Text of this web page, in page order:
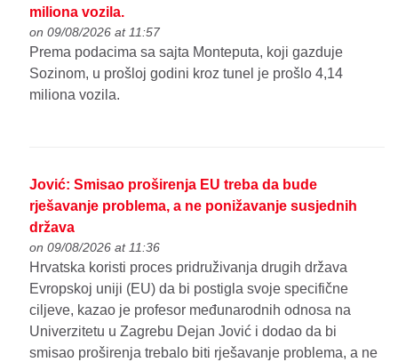
miliona vozila.
on 09/08/2026 at 11:57
Prema podacima sa sajta Monteputa, koji gazduje
Sozinom, u prošloj godini kroz tunel je prošlo 4,14
miliona vozila.
Jović: Smisao proširenja EU treba da bude
rješavanje problema, a ne ponižavanje susjednih
država
on 09/08/2026 at 11:36
Hrvatska koristi proces pridruživanja drugih država
Evropskoj uniji (EU) da bi postigla svoje specifične
ciljeve, kazao je profesor međunarodnih odnosa na
Univerzitetu u Zagrebu Dejan Jović i dodao da bi
smisao proširenja trebalo biti rješavanje problema, a ne